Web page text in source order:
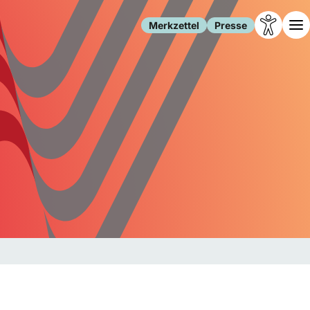
Merkzettel Presse
Leben
Familie
Freizeit
Gesundheit
Internet
Gesellschaft
Forschung
Migration
Polizei